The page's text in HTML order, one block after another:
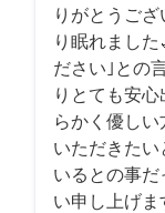
りがとうご
り眠れました
ださい｣との
りとても安
らかく優し
いただきたい
いるとの事
い申し上げま